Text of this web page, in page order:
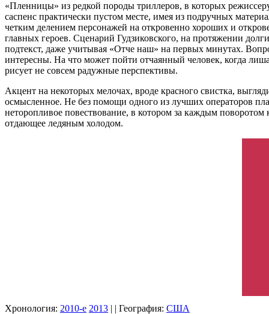
«Пленницы» из редкой породы триллеров, в которых
саспенс практически пустом месте, имея из подручных
четким делением персонажей на откровенно хороших и
главных героев. Сценарий Гудзиковского, на протяжении
подтекст, даже учитывая «Отче наш» на первых минутах.
интересны. На что может пойти отчаянный человек, когда
рисует не совсем радужные перспективы.
Акцент на некоторых мелочах, вроде красного свистка,
осмысленное. Не без помощи одного из лучших операторов
неторопливое повествование, в котором за каждым
отдающее ледяным холодом.
Хронология: 2010-е 2013 | | География: США